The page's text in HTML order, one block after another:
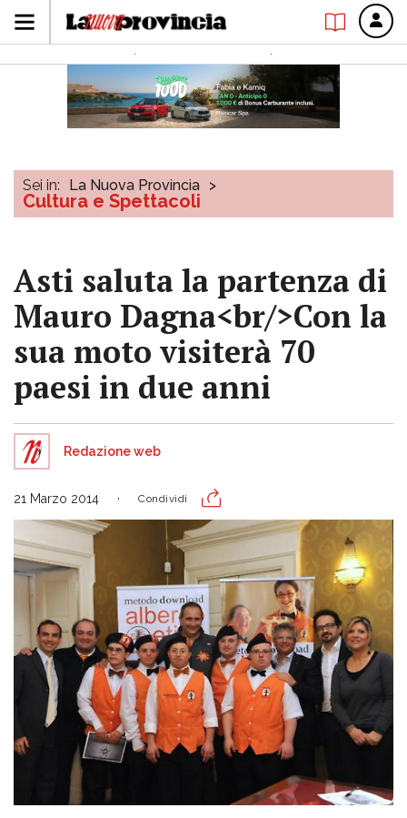
Sei in: La Nuova Provincia >
Cultura e Spettacoli
Asti saluta la partenza di
Mauro Dagna<br/>Con la
sua moto visiterà 70
paesi in due anni
Redazione web
21 Marzo 2014 Condividi